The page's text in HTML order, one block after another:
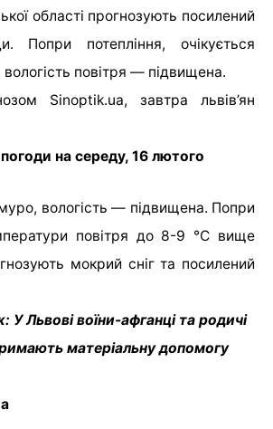
області прогнозують посилений
Попри потепління, очікується
повітря — підвищена.
Sinoptik.ua, завтра львів’ян
на середу, 16 лютого
вологість — підвищена. Попри
повітря до 8-9 °С вище
мокрий сніг та посилений
У Львові воїни-афганці та родичі
матеріальну допомогу